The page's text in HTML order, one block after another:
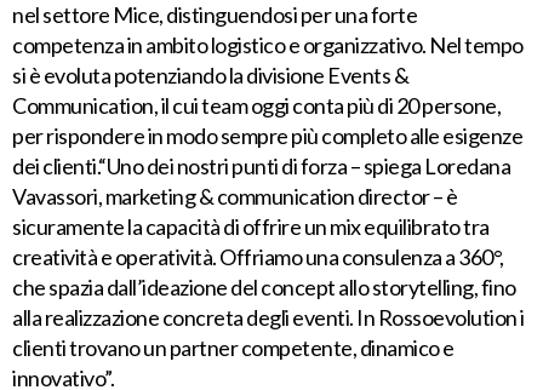
nel settore Mice, distinguendosi per una forte
competenza in ambito logistico e organizzativo. Nel tempo
si è evoluta potenziando la divisione Events &
Communication, il cui team oggi conta più di 20 persone,
per rispondere in modo sempre più completo alle esigenze
dei clienti.“Uno dei nostri punti di forza – spiega Loredana
Vavassori, marketing & communication director – è
sicuramente la capacità di offrire un mix equilibrato tra
creatività e operatività. Offriamo una consulenza a 360°,
che spazia dall’ideazione del concept allo storytelling, fino
alla realizzazione concreta degli eventi. In Rossoevolution i
clienti trovano un partner competente, dinamico e
innovativo”.